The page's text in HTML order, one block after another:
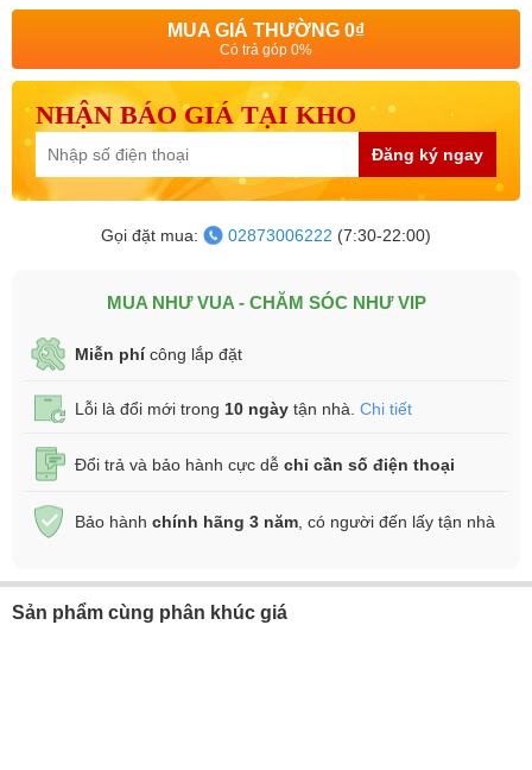
MUA GIÁ THƯỜNG 0₫
Có trả góp 0%
NHẬN BÁO GIÁ TẠI KHO
Đăng ký ngay
Gọi đặt mua: 02873006222 (7:30-22:00)
MUA NHƯ VUA - CHĂM SÓC NHƯ VIP
Miễn phícông lắp đặt
Lỗi là đổi mới trong 10 ngày tận nhà. Chi tiết
Đổi trả và bảo hành cực dễ chỉ cần số điện thoại
Bảo hành chính hãng 3 năm , có người đến lấy tận nhà
Sản phẩm cùng phân khúc giá